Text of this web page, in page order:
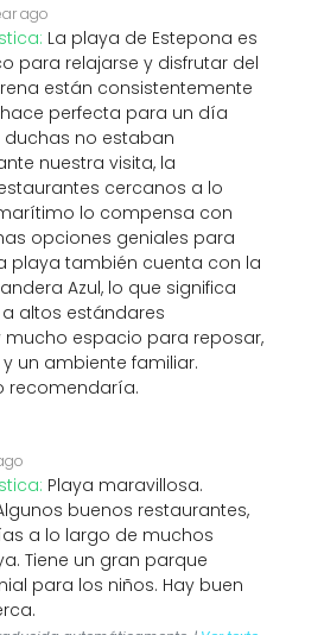
ago
La playa de Estepona es
para relajarse y disfrutar del
están consistentemente
perfecta para un día
duchas no estaban
nuestra visita, la
cercanos a lo
lo compensa con
opciones geniales para
playa también cuenta con la
Azul, lo que significa
altos estándares
mucho espacio para reposar,
un ambiente familiar.
recomendaría.
Playa maravillosa.
buenos restaurantes,
a lo largo de muchos
Tiene un gran parque
para los niños. Hay buen